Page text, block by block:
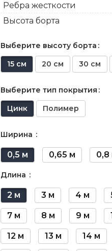
Ребра жесткости
Высота борта
Выберите высоту борта
15 см
20 см 30 см
Выберите тип покрытия
Цинк
Полимер
Ширина
0,5 м 0,65 м 0,8
Длина
2 м 3 м 4 м
7 м 8 м 9 м
12 м 13 м 14 м